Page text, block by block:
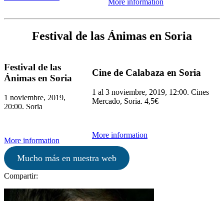
Festival de las Ánimas en Soria
Festival de las
Ánimas en Soria
1 noviembre, 2019,
20:00. Soria
More information
Cine de Calabaza en Soria
1 al 3 noviembre, 2019, 12:00. Cines
Mercado, Soria. 4,5€
More information
Mucho más en nuestra web
Compartir: